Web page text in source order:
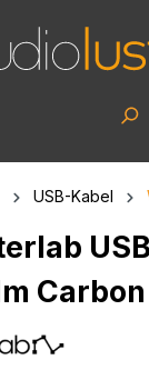
USB-Kabel
Carbon